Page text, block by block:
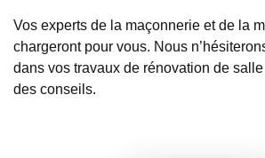
Vos experts de la maçonnerie et de la
chargeront pour vous. Nous
dans vos travaux de rénovation de
des conseils.